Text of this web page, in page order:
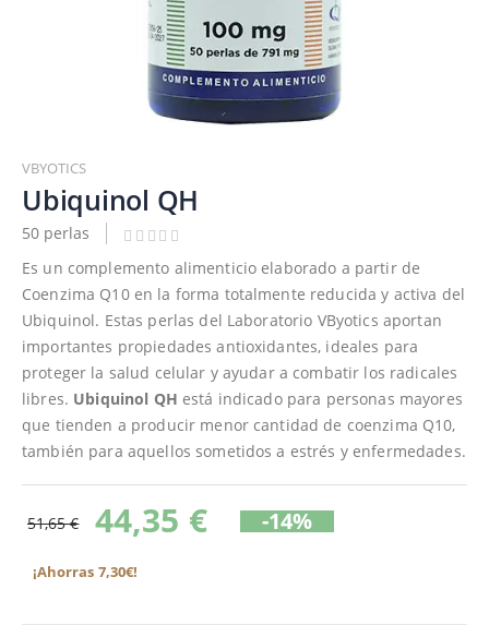
al
comienzo
de
la
galería
imágenes
VBYOTICS
Ubiquinol QH
50 perlas
Es un complemento alimenticio elaborado a partir de
Coenzima Q10 en la forma totalmente reducida y activa del
Ubiquinol. Estas perlas del Laboratorio VByotics aportan
importantes propiedades antioxidantes, ideales para
proteger la salud celular y ayudar a combatir los radicales
libres. Ubiquinol QH está indicado para personas mayores
que tienden a producir menor cantidad de coenzima Q10,
también para aquellos sometidos a estrés y enfermedades.
51,65 € 44,35 € -14%
¡Ahorras 7,30€!